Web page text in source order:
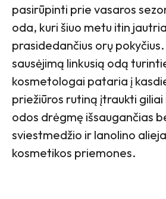
pasirūpinti prie vasaros
oda, kuri šiuo metu itin
prasidedančius orų
sausėjimą linkusią odą
kosmetologai pataria į
priežiūros rutiną įtraukti
odos drėgmę išsaugančias
sviestmedžio ir lanolino
kosmetikos priemones.